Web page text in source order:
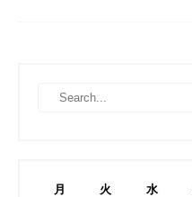
月 火 水